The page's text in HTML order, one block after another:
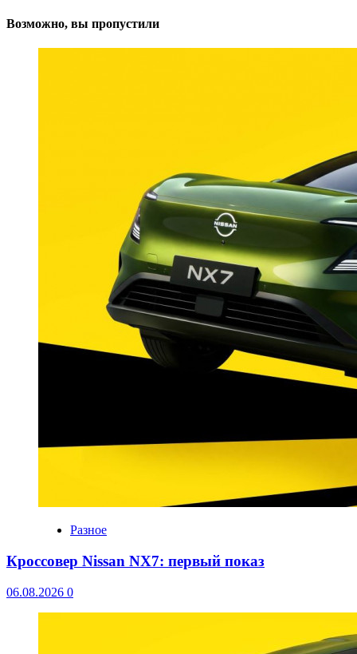
Возможно, вы пропустили
Разное
Кроссовер Nissan NX7: первый показ
06.08.2026 0